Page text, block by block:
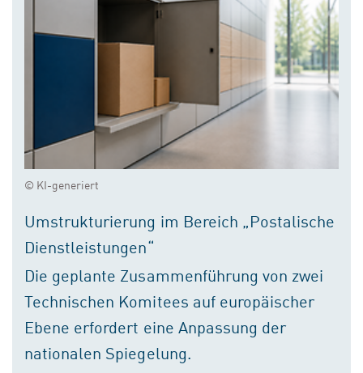
© KI-generiert
Umstrukturierung im Bereich „Postalische
Dienstleistungen“
Die geplante Zusammenführung von zwei
Technischen Komitees auf europäischer
Ebene erfordert eine Anpassung der
nationalen Spiegelung.